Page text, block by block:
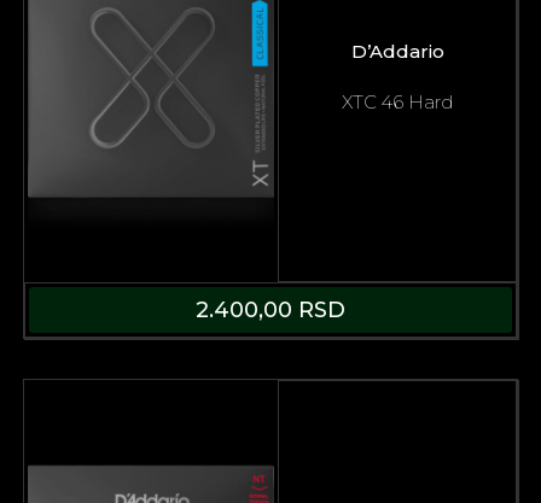
D’Addario
XTC 46 Hard
2.400,00 RSD